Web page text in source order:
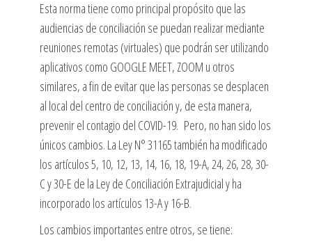
Esta norma tiene como principal propósito que las
audiencias de conciliación se puedan realizar mediante
reuniones remotas (virtuales) que podrán ser utilizando
aplicativos como GOOGLE MEET, ZOOM u otros
similares, a fin de evitar que las personas se desplacen
al local del centro de conciliación y, de esta manera,
prevenir el contagio del COVID-19. Pero, no han sido los
únicos cambios. La Ley N° 31165 también ha modificado
los artículos 5, 10, 12, 13, 14, 16, 18, 19-A, 24, 26, 28, 30-
C y 30-E de la Ley de Conciliación Extrajudicial y ha
incorporado los artículos 13-A y 16-B.
Los cambios importantes entre otros, se tiene: